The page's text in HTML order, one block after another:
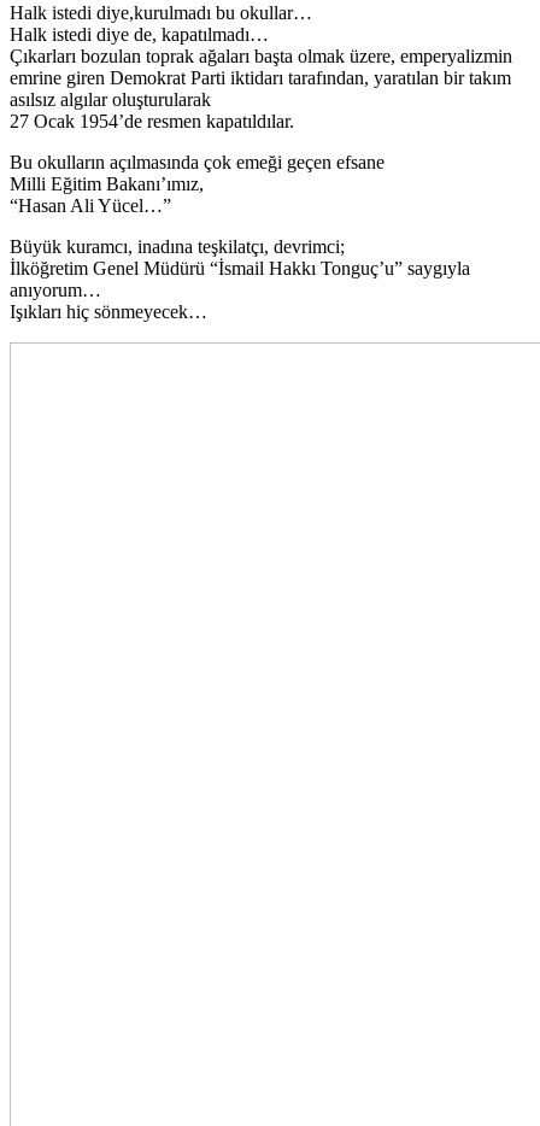
Halk istedi diye,kurulmadı bu okullar…
Halk istedi diye de, kapatılmadı…
Çıkarları bozulan toprak ağaları başta olmak üzere, emperyalizmin
emrine giren Demokrat Parti iktidarı tarafından, yaratılan bir takım
asılsız algılar oluşturularak
27 Ocak 1954’de resmen kapatıldılar.
Bu okulların açılmasında çok emeği geçen efsane
Milli Eğitim Bakanı’ımız,
“Hasan Ali Yücel…”
Büyük kuramcı, inadına teşkilatçı, devrimci;
İlköğretim Genel Müdürü “İsmail Hakkı Tonguç’u” saygıyla
anıyorum…
Işıkları hiç sönmeyecek…